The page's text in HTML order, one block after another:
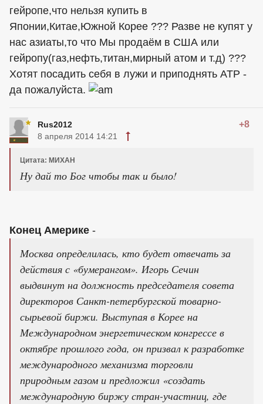
гейропе,что нельзя купить в
Японии,Китае,Южной Корее ??? Разве не купят у
нас азиаты,то что Мы продаём в США или
гейропу(газ,нефть,титан,мирный атом и т.д) ???
Хотят посадить себя в лужи и приподнять АТР -
да пожалуйста.
Rus2012 +8
8 апреля 2014 14:21
Цитата: МИХАН
Ну дай то Бог чтобы так и было!
Конец Америке -
Москва определилась, кто будет отвечать за
действия с «бумерангом». Игорь Сечин
выдвинут на должность председателя совета
директоров Санкт-петербургской товарно-
сырьевой биржи. Выступая в Корее на
Международном энергетическом конгрессе в
октябре прошлого года, он призвал к разработке
международного механизма торговли
природным газом и предложил «создать
международную биржу стран-участниц, где